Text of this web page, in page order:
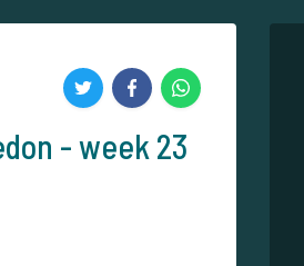
- week 23